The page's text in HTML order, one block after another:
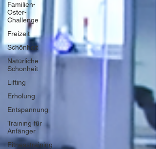
Familien-
Oster-
Challenge
Freizeit
Schönheit
Natürliche
Schönheit
Lifting
Erholung
Entspannung
Training für
Anfänger
Fitnesstraining